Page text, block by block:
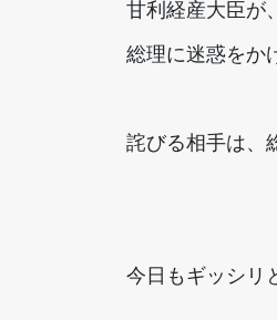
甘利経産大臣が
総理に迷惑をか
詫びる相手は、
今日もギッシリ